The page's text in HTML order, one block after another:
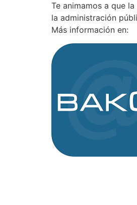
Te animamos a que
la administración
Más información en: